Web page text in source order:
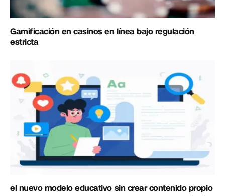
Gamificación en casinos en línea bajo regulación
estricta
el nuevo modelo educativo sin crear contenido propio